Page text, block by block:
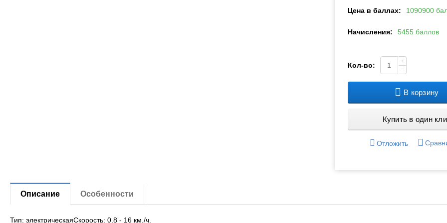
Цена в баллах: 1090900
Начисления: 5455 баллов
Кол-во:
+
−
В корзину
Купить в один
Отложить
Описание Особенности
Тип: электрическаяСкорость: 0.8 - 16 км./ч.